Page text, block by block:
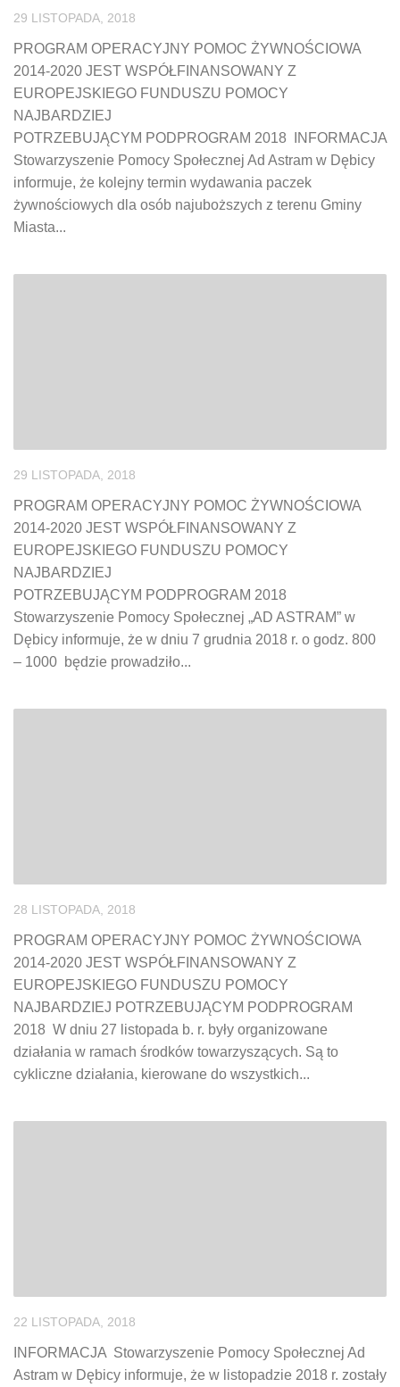
29 LISTOPADA, 2018
PROGRAM OPERACYJNY POMOC ŻYWNOŚCIOWA
2014-2020 JEST WSPÓŁFINANSOWANY Z
EUROPEJSKIEGO FUNDUSZU POMOCY
NAJBARDZIEJ
POTRZEBUJĄCYM PODPROGRAM 2018 INFORMACJA
Stowarzyszenie Pomocy Społecznej Ad Astram w Dębicy
informuje, że kolejny termin wydawania paczek
żywnościowych dla osób najuboższych z terenu Gminy
Miasta...
29 LISTOPADA, 2018
PROGRAM OPERACYJNY POMOC ŻYWNOŚCIOWA
2014-2020 JEST WSPÓŁFINANSOWANY Z
EUROPEJSKIEGO FUNDUSZU POMOCY
NAJBARDZIEJ
POTRZEBUJĄCYM PODPROGRAM 2018
Stowarzyszenie Pomocy Społecznej „AD ASTRAM” w
Dębicy informuje, że w dniu 7 grudnia 2018 r. o godz. 800
– 1000 będzie prowadziło...
28 LISTOPADA, 2018
PROGRAM OPERACYJNY POMOC ŻYWNOŚCIOWA
2014-2020 JEST WSPÓŁFINANSOWANY Z
EUROPEJSKIEGO FUNDUSZU POMOCY
NAJBARDZIEJ POTRZEBUJĄCYM PODPROGRAM
2018 W dniu 27 listopada b. r. były organizowane
działania w ramach środków towarzyszących. Są to
cykliczne działania, kierowane do wszystkich...
22 LISTOPADA, 2018
INFORMACJA Stowarzyszenie Pomocy Społecznej Ad
Astram w Dębicy informuje, że w listopadzie 2018 r. zostały